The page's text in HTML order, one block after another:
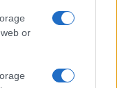
or
dei Dati